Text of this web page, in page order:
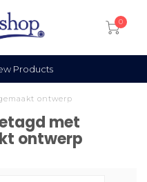
0
Products
ontwerp
met
ontwerp